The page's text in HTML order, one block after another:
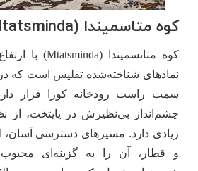
کوه متاسمیندا (Mtatsminda) تفلیس
نمادهای شناخته‌شده تفلیس است که
سمت راست رودخانه کورا قرار
چشم‌انداز بی‌نظیرش در پایتخت، از
زیادی دارد. مسیرهای دسترسی آسان، از
و قطار، آن را به گزینه‌ای